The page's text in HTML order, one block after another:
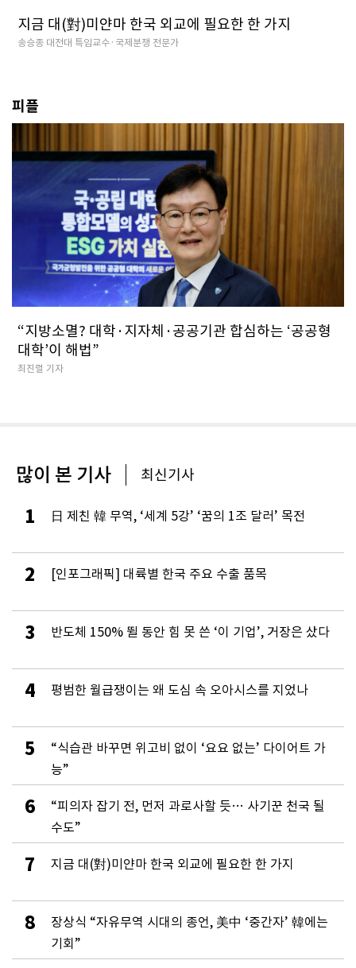
지금 대(對)미얀마 한국 외교에 필요한 한 가지
송승종 대전대 특임교수·국제분쟁 전문가
피플
“지방소멸? 대학·지자체·공공기관 합심하는 ‘공공형
대학’이 해법”
최진렬 기자
많이 본 기사 최신기사
1 日 제친 韓 무역, ‘세계 5강’ ‘꿈의 1조 달러’ 목전
2 [인포그래픽] 대륙별 한국 주요 수출 품목
3 반도체 150% 뛸 동안 힘 못 쓴 ‘이 기업’, 거장은 샀다
4 평범한 월급쟁이는 왜 도심 속 오아시스를 지었나
5
“식습관 바꾸면 위고비 없이 ‘요요 없는’ 다이어트 가
능”
6
“피의자 잡기 전, 먼저 과로사할 듯… 사기꾼 천국 될
수도”
7 지금 대(對)미얀마 한국 외교에 필요한 한 가지
8
장상식 “자유무역 시대의 종언, 美中 ‘중간자’ 韓에는
기회”